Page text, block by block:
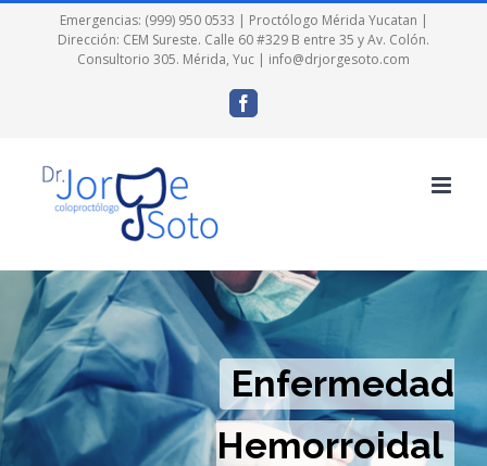
Emergencias: (999) 950 0533 | Proctólogo Mérida Yucatan |
Dirección: CEM Sureste. Calle 60 #329 B entre 35 y Av. Colón.
Consultorio 305. Mérida, Yuc | info@drjorgesoto.com
Enfermedad
Hemorroidal